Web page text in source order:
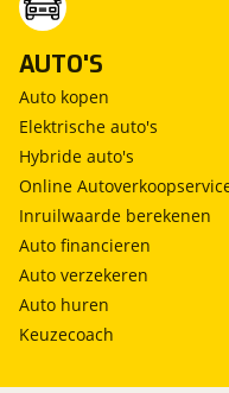
AUTO'S
Auto kopen
Elektrische auto's
Hybride auto's
Online
Inruilwaarde berekenen
Auto financieren
Auto verzekeren
Auto huren
Keuzecoach